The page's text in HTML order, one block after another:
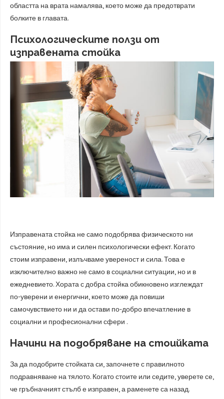
областта на врата намалява, което може да предотврати
болките в главата.
Психологическите ползи от
изправената стойка
Изправената стойка не само подобрява физическото ни
състояние, но има и силен психологически ефект. Когато
стоим изправени, излъчваме увереност и сила. Това е
изключително важно не само в социални ситуации, но и в
ежедневието. Хората с добра стойка обикновено изглеждат
по-уверени и енергични, което може да повиши
самочувствието ни и да остави по-добро впечатление в
социални и професионални сфери .
Начини на подобряване на стоийката
За да подобрите стойката си, започнете с правилното
подравняване на тялото. Когато стоите или седите, уверете се,
че гръбначният стълб е изправен, а раменете са назад.